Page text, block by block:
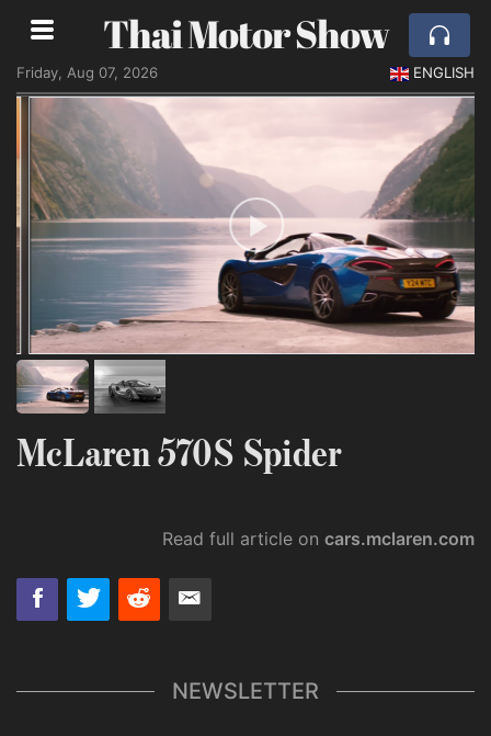
Thai Motor Show
Friday, Aug 07, 2026 ENGLISH
McLaren 570S Spider
Read full article on cars.mclaren.com
NEWSLETTER